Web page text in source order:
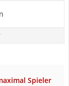
Spieler